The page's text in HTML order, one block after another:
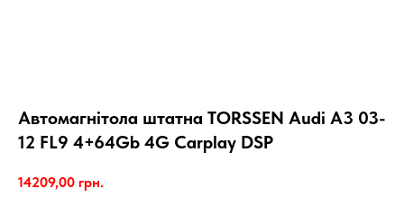
Автомагнітола штатна TORSSEN Audi A3 03-
12 FL9 4+64Gb 4G Carplay DSP
14209,00 грн.